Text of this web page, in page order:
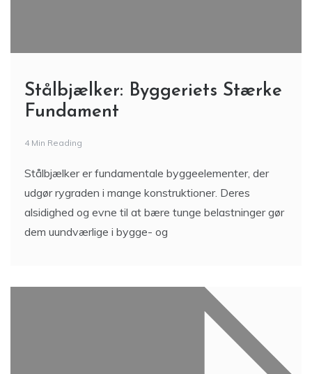
Stålbjælker: Byggeriets Stærke
Fundament
4 Min Reading
Stålbjælker er fundamentale byggeelementer, der
udgør rygraden i mange konstruktioner. Deres
alsidighed og evne til at bære tunge belastninger gør
dem uundværlige i bygge- og